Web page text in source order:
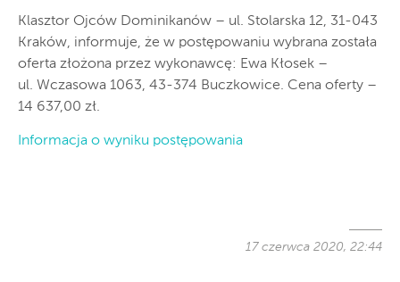
Klasztor Ojców Dominikanów – ul. Stolarska 12, 31-043
Kraków, informuje, że w postępowaniu wybrana została
oferta złożona przez wykonawcę: Ewa Kłosek –
ul. Wczasowa 1063, 43-374 Buczkowice. Cena oferty –
14 637,00 zł.
Informacja o wyniku postępowania
17 czerwca 2020, 22:44